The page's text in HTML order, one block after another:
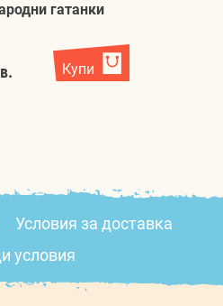
гатанки
Купи
Условия за доставка
условия